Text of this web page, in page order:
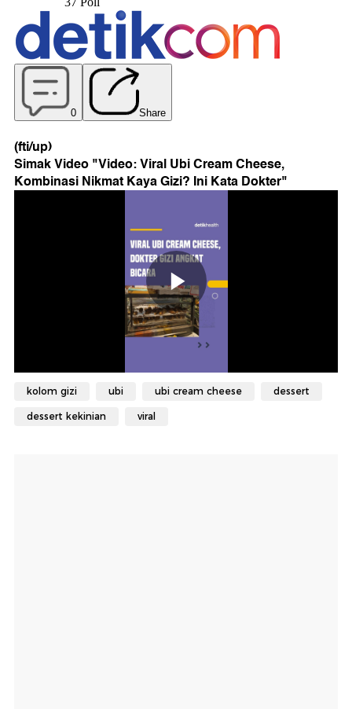
(fti/up)
Simak Video "Video: Viral Ubi Cream Cheese,
Kombinasi Nikmat Kaya Gizi? Ini Kata Dokter"
kolom gizi ubi ubi cream cheese dessert
dessert kekinian viral